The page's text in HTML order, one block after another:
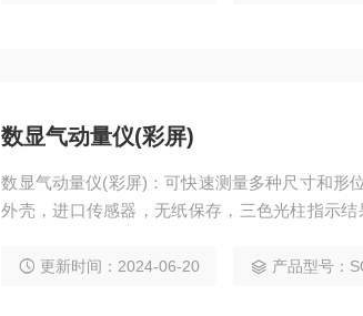
数显气动量仪(彩屏)
数显气动量仪(彩屏)：可快速测量多种尺寸和形
外壳，进口传感器，无纸保存，三色光柱指示
更新时间：2024-06-20 产品型号：